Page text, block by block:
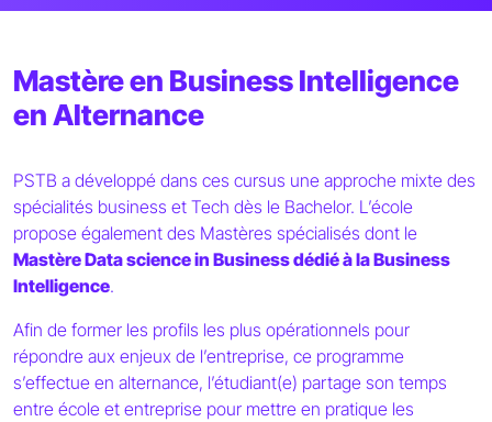
Mastère en Business Intelligence
en Alternance
PSTB a développé dans ces cursus une approche mixte des
spécialités business et Tech dès le Bachelor. L’école
propose également des Mastères spécialisés dont le
Mastère Data science in Business dédié à la Business
Intelligence.
Afin de former les profils les plus opérationnels pour
répondre aux enjeux de l’entreprise, ce programme
s’effectue en alternance, l’étudiant(e) partage son temps
entre école et entreprise pour mettre en pratique les